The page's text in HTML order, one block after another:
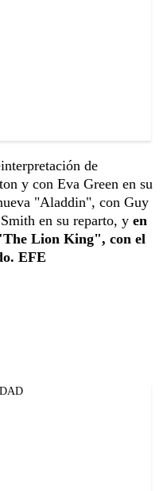
de
y con Eva Green en su
"Aladdin", con Guy
en su reparto, y en
Lion King", con el
EFE